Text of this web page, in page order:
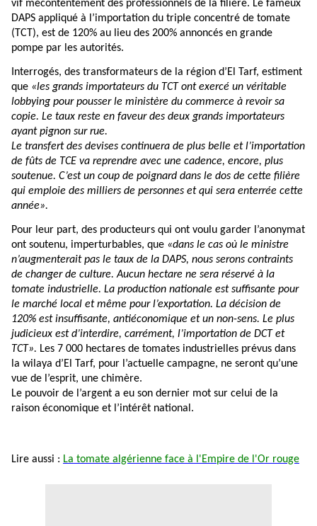
vif mécontentement des professionnels de la filière. Le fameux
DAPS appliqué à l’importation du triple concentré de tomate
(TCT), est de 120% au lieu des 200% annoncés en grande
pompe par les autorités.
Interrogés, des transformateurs de la région d’El Tarf, estiment
que «les grands importateurs du TCT ont exercé un véritable
lobbying pour pousser le ministère du commerce à revoir sa
copie. Le taux reste en faveur des deux grands importateurs
ayant pignon sur rue.
Le transfert des devises continuera de plus belle et l’importation
de fûts de TCE va reprendre avec une cadence, encore, plus
soutenue. C’est un coup de poignard dans le dos de cette filière
qui emploie des milliers de personnes et qui sera enterrée cette
année».
Pour leur part, des producteurs qui ont voulu garder l’anonymat
ont soutenu, imperturbables, que «dans le cas où le ministre
n’augmenterait pas le taux de la DAPS, nous serons contraints
de changer de culture. Aucun hectare ne sera réservé à la
tomate industrielle. La production nationale est suffisante pour
le marché local et même pour l’exportation. La décision de
120% est insuffisante, antiéconomique et un non-sens. Le plus
judicieux est d’interdire, carrément, l’importation de DCT et
TCT». Les 7 000 hectares de tomates industrielles prévus dans
la wilaya d’El Tarf, pour l’actuelle campagne, ne seront qu’une
vue de l’esprit, une chimère.
Le pouvoir de l’argent a eu son dernier mot sur celui de la
raison économique et l’intérêt national.
Lire aussi : La tomate algérienne face à l'Empire de l'Or rouge